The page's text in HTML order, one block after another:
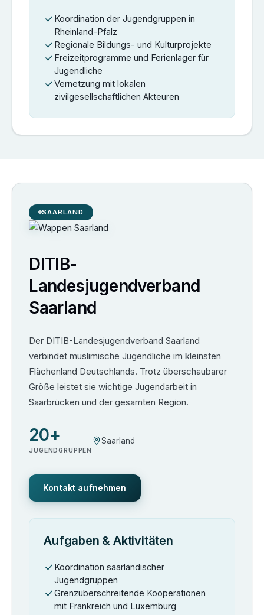
Koordination der Jugendgruppen in
Rheinland-Pfalz
Regionale Bildungs- und Kulturprojekte
Freizeitprogramme und Ferienlager für
Jugendliche
Vernetzung mit lokalen
zivilgesellschaftlichen Akteuren
SAARLAND
DITIB-
Landesjugendverband
Saarland
Der DITIB-Landesjugendverband Saarland
verbindet muslimische Jugendliche im kleinsten
Flächenland Deutschlands. Trotz überschaubarer
Größe leistet sie wichtige Jugendarbeit in
Saarbrücken und der gesamten Region.
20+
JUGENDGRUPPEN
Saarland
Kontakt aufnehmen
Aufgaben & Aktivitäten
Koordination saarländischer
Jugendgruppen
Grenzüberschreitende Kooperationen
mit Frankreich und Luxemburg